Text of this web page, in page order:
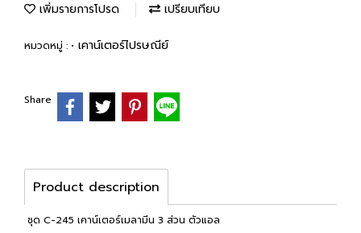
เพิ่มรายการโปรด เปรียบเทียบ
หมวดหมู่ : • เคาน์เตอร์ไปรษณีย์
Share
Product description
ชุด C-245 เคาน์เตอร์เมลามีน 3 ส่วน ตัวแอล